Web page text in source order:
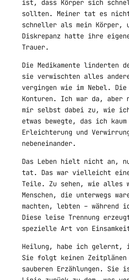
ist, dass Körper sich
sollten. Meiner tat es
schneller als mein Körper,
Diskrepanz hatte ihre
Trauer.
Die Medikamente linderten
sie verwischten alles
vergingen wie im Nebel.
Konturen. Ich war da, aber
mir selbst dabei zu, wie
etwas bewegte, das ich
Erleichterung und
nebeneinander.
Das Leben hielt nicht an,
tat. Das war vielleicht
Teile. Zu sehen, wie alles
Menschen, die unterwegs
machten, lebten –
Diese leise Trennung
spezielle Art von
Heilung, habe ich
Sie folgt keinen Zeitplänen
sauberen Erzählungen. Sie